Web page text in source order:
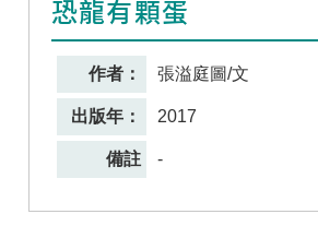
恐龍有顆蛋
作者： 張溢庭圖/文
出版年： 2017
備註 -